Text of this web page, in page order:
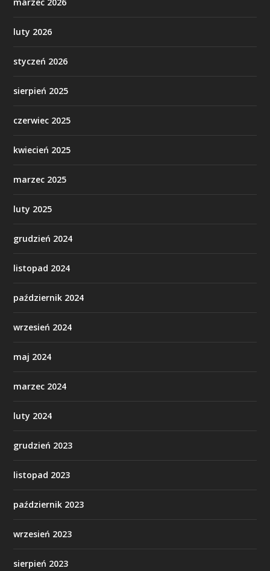
luty 2026
styczeń 2026
sierpień 2025
czerwiec 2025
kwiecień 2025
marzec 2025
luty 2025
grudzień 2024
listopad 2024
październik 2024
wrzesień 2024
maj 2024
marzec 2024
luty 2024
grudzień 2023
listopad 2023
październik 2023
wrzesień 2023
sierpień 2023